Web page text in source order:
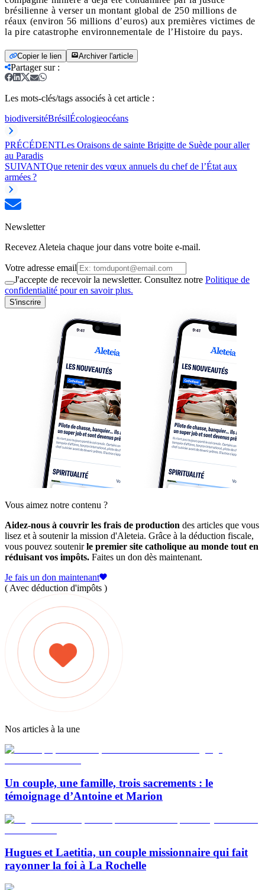
brésilienne à verser un montant global de 250 millions de
réaux (environ 56 millions d’euros) aux premières victimes de
la pire catastrophe environnementale de l’Histoire du pays.
Copier le lien Archiver l'article
Partager sur:
Les mots-clés/tags associés à cet article :
biodiversitéBrésilÉcologieocéans
PRÉCÉDENTLes Oraisons de sainte Brigitte de Suède pour aller
au Paradis
SUIVANTQue retenir des vœux annuels du chef de l’État aux
armées ?
Newsletter
Recevez Aleteia chaque jour dans votre boite e-mail.
Votre adresse email
J'accepte de recevoir la newsletter. Consultez notre Politique de
confidentialité pour en savoir plus.
S'inscrire
Vous aimez notre contenu ?
Aidez-nous à couvrir les frais de production des articles que vous
lisez et à soutenir la mission d'Aleteia. Grâce à la déduction fiscale,
vous pouvez soutenirle premier site catholique au monde tout en
réduisant vos impôts. Faites un don dès maintenant.
Je fais un don maintenant
( Avec déduction d'impôts )
Nos articles à la une
Un couple, une famille, trois sacrements : le
témoignage d’Antoine et Marion
Hugues et Laetitia, un couple missionnaire qui fait
rayonner la foi à La Rochelle